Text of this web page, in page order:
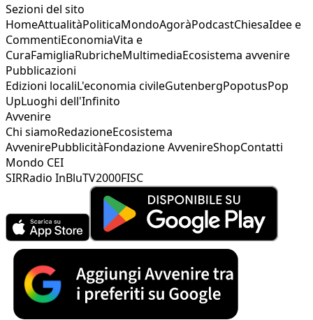
Sezioni del sito
HomeAttualitàPoliticaMondoAgoràPodcastChiesaIdee e
CommentiEconomiaVita e
CuraFamigliaRubricheMultimediaEcosistema avvenire
Pubblicazioni
Edizioni localiL'economia civileGutenbergPopotusPop
UpLuoghi dell'Infinito
Avvenire
Chi siamoRedazioneEcosistema
AvvenirePubblicitàFondazione AvvenireShopContatti
Mondo CEI
SIRRadio InBluTV2000FISC